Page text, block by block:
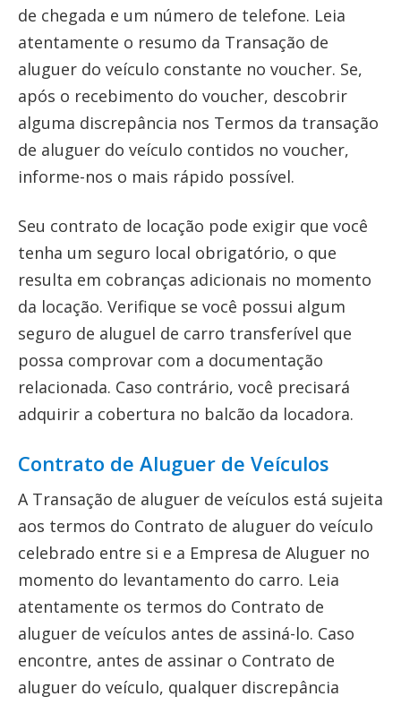
de chegada e um número de telefone. Leia
atentamente o resumo da Transação de
aluguer do veículo constante no voucher. Se,
após o recebimento do voucher, descobrir
alguma discrepância nos Termos da transação
de aluguer do veículo contidos no voucher,
informe-nos o mais rápido possível.
Seu contrato de locação pode exigir que você
tenha um seguro local obrigatório, o que
resulta em cobranças adicionais no momento
da locação. Verifique se você possui algum
seguro de aluguel de carro transferível que
possa comprovar com a documentação
relacionada. Caso contrário, você precisará
adquirir a cobertura no balcão da locadora.
Contrato de Aluguer de Veículos
A Transação de aluguer de veículos está sujeita
aos termos do Contrato de aluguer do veículo
celebrado entre si e a Empresa de Aluguer no
momento do levantamento do carro. Leia
atentamente os termos do Contrato de
aluguer de veículos antes de assiná-lo. Caso
encontre, antes de assinar o Contrato de
aluguer do veículo, qualquer discrepância